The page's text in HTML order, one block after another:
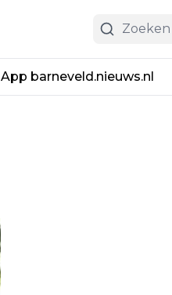
App barneveld.nieuws.nl